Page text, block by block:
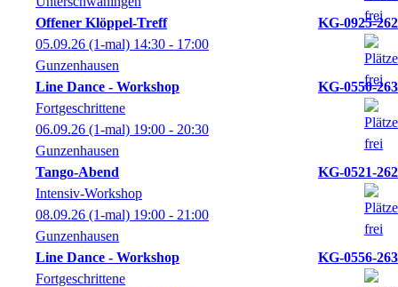
Offener Klöppel-Treff
KG-0925-262
05.09.26 (1-mal) 14:30 - 17:00
Gunzenhausen
Line Dance - Workshop
KG-0550-263
Fortgeschrittene
06.09.26 (1-mal) 19:00 - 20:30
Gunzenhausen
Tango-Abend
KG-0521-262
Intensiv-Workshop
08.09.26 (1-mal) 19:00 - 21:00
Gunzenhausen
Line Dance - Workshop
KG-0556-263
Fortgeschrittene